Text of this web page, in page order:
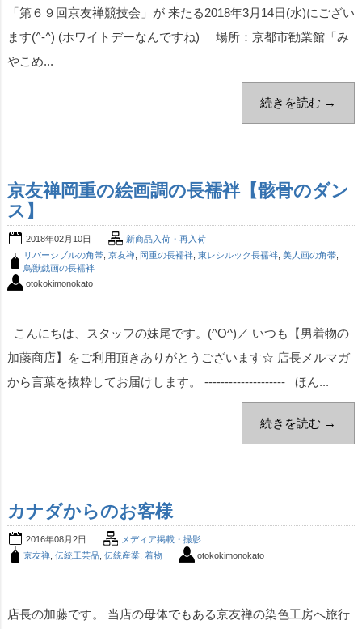
「第６９回京友禅競技会」が 来たる2018年3月14日(水)にござい
ます(^-^) (ホワイトデーなんですね) 場所：京都市勧業館「み
やこめ...
続きを読む →
京友禅岡重の絵画調の長襦袢【骸骨のダン
ス】
2018年02月10日
新商品入荷・再入荷
リバーシブルの角帯, 京友禅, 岡重の長襦袢, 東レシルック長襦袢, 美人画の角帯,
鳥獣戯画の長襦袢
otokokimonokato
こんにちは、スタッフの妹尾です。(^O^)／ いつも【男着物の
加藤商店】をご利用頂きありがとうございます☆ 店長メルマガ
から言葉を抜粋してお届けします。 -------------------- ほん...
続きを読む →
カナダからのお客様
2016年08月2日
メディア掲載・撮影
京友禅, 伝統工芸品, 伝統産業, 着物 otokokimonokato
店長の加藤です。 当店の母体でもある京友禅の染色工房へ旅行